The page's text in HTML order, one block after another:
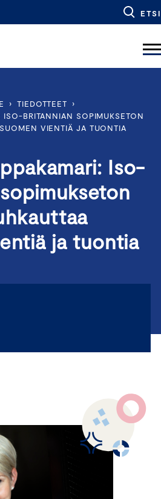
ETSI
› TIEDOTTEET
›
ISO-BRITANNIAN SOPIMUKSETON
VIENTIÄ JA TUONTIA
Iso-
ja tuontia